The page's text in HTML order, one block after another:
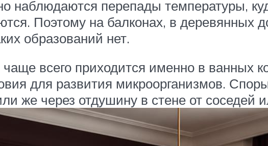
наблюдаются перепады температуры,
Поэтому на балконах, в деревянных
образований нет.
всего приходится именно в ванных
для развития микроорганизмов.
же через отдушину в стене от соседей